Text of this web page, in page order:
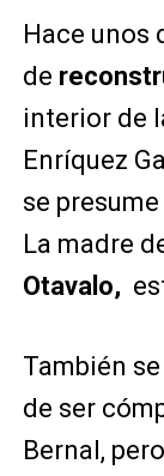
Hace unos
de
interior de
Enríquez
se
La madre
Otavalo,
También
de ser
Bernal,